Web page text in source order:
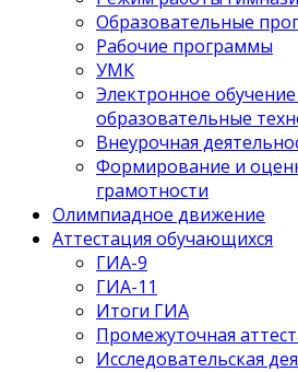
Образовательные
Рабочие программы
УМК
Электронное
образовательные
Внеурочная
Формирование и
грамотности
Олимпиадное движение
Аттестация обучающихся
ГИА-9
ГИА-11
Итоги ГИА
Промежуточная
Исследовательская